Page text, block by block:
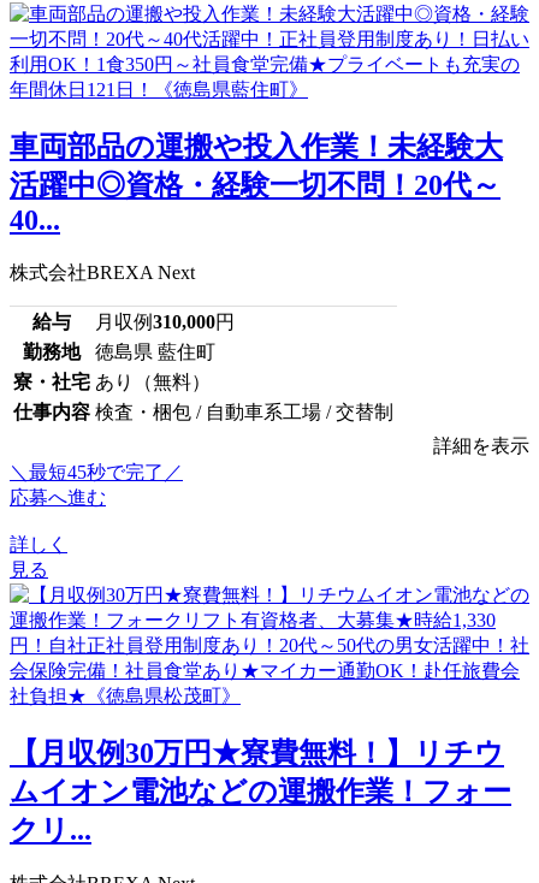
車両部品の運搬や投入作業！未経験大
活躍中◎資格・経験一切不問！20代～
40...
株式会社BREXA Next
給与 月収例310,000円
勤務地
徳島県 藍住町
寮・社宅 あり（無料）
仕事内容 検査・梱包 / 自動車系工場 / 交替制
詳細を表示
＼最短45秒で完了／
応募へ進む
詳しく
見る
【月収例30万円★寮費無料！】リチウ
ムイオン電池などの運搬作業！フォー
クリ...